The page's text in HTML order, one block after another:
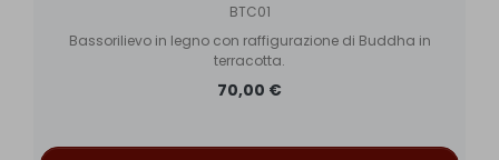
BTC01
Bassorilievo in legno con raffigurazione di Buddha in
terracotta.
70,00 €